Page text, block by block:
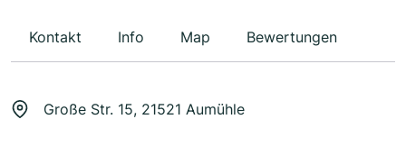
Kontakt Info Map Bewertungen
Große Str. 15, 21521 Aumühle